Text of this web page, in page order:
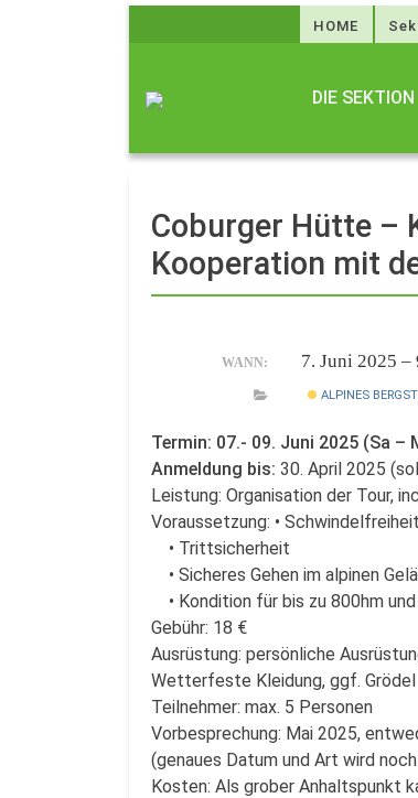
HOME
DIE SEKTION
Coburger Hütte –
Kooperation mit
WANN: 7. Juni 2025 –
ALPINES
Termin: 07.- 09. Juni 2025 (Sa –
Anmeldung bis: 30. April 2025
Leistung: Organisation der Tour,
Voraussetzung: • Schwindelfreiheit
• Trittsicherheit
• Sicheres Gehen im alpinen
• Kondition für bis zu 800hm
Gebühr: 18 €
Ausrüstung: persönliche
Wetterfeste Kleidung, ggf. Grödel
Teilnehmer: max. 5 Personen
Vorbesprechung: Mai 2025,
(genaues Datum und Art wird
Kosten: Als grober Anhaltspunkt